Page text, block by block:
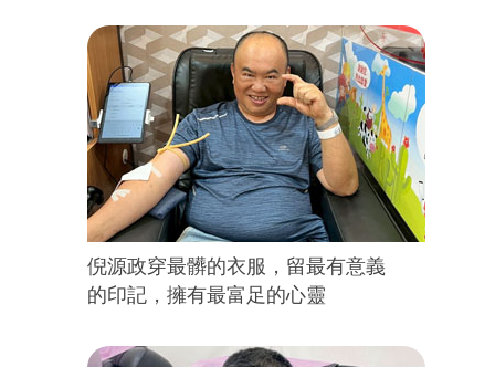
倪源政穿最髒的衣服，留最有意義
的印記，擁有最富足的心靈